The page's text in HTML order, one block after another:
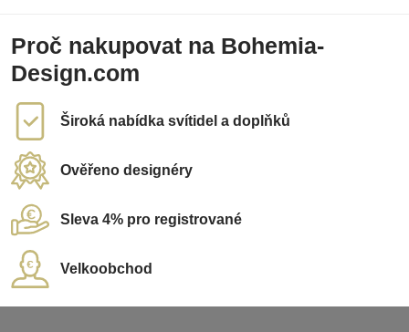
Proč nakupovat na Bohemia-
Design.com
Široká nabídka svítidel a doplňků
Ověřeno designéry
Sleva 4% pro registrované
Velkoobchod